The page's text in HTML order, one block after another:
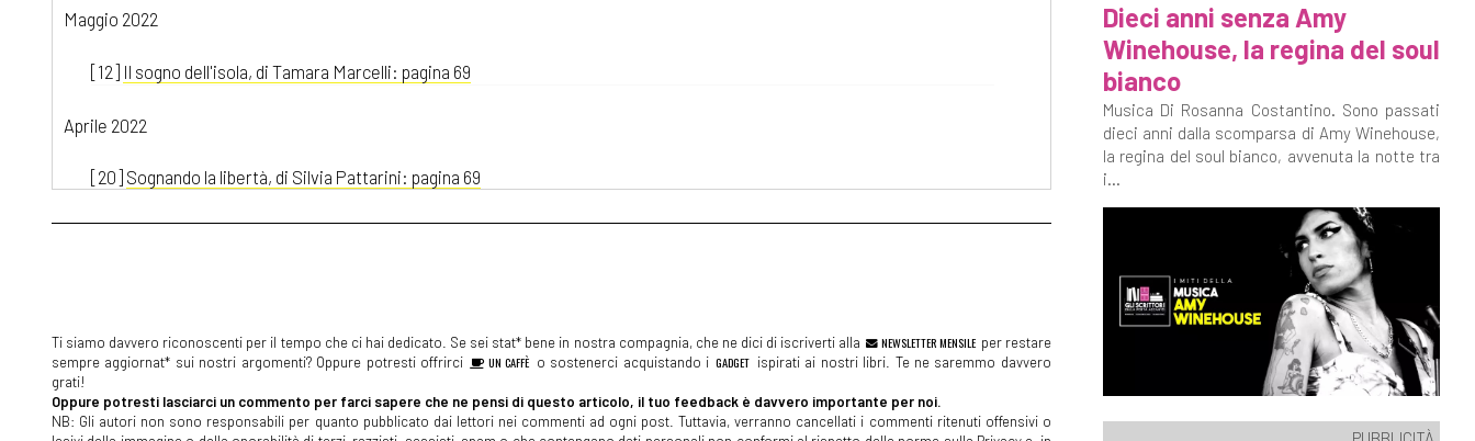
Maggio 2022
[12] Il sogno dell'isola, di Tamara Marcelli: pagina 69
Aprile 2022
[20] Sognando la libertà, di Silvia Pattarini: pagina 69
Dicembre 2021
[22]Un modo lo trovo, di Paola Napoleone: pagina 69
Ti siamo davvero riconoscenti per il tempo che ci hai dedicato. Se sei stat* bene in nostra compagnia, che ne dici di iscriverti alla NEWSLETTER MENSILE per restare
sempre aggiornat* sui nostri argomenti? Oppure potresti offrirci
UN CAFFÈ o sostenerci acquistando i GADGET ispirati ai nostri libri. Te ne saremmo davvero
grati!
Oppure potresti lasciarci un commento per farci sapere che ne pensi di questo articolo, il tuo feedback è davvero importante per noi.
NB: Gli autori non sono responsabili per quanto pubblicato dai lettori nei commenti ad ogni post. Tuttavia, verranno cancellati i commenti ritenuti offensivi o
Dieci anni senza Amy
Winehouse, la regina del soul
bianco
Musica Di Rosanna Costantino. Sono passati
dieci anni dalla scomparsa di Amy Winehouse,
la regina del soul bianco, avvenuta la notte tra
i...